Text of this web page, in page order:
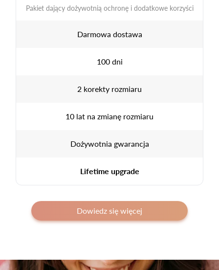
Pakiet dający dożywotnią ochronę i dodatkowe korzyści
Darmowa dostawa
100 dni
2 korekty rozmiaru
10 lat na zmianę rozmiaru
Dożywotnia gwarancja
Lifetime upgrade
Dowiedz się więcej